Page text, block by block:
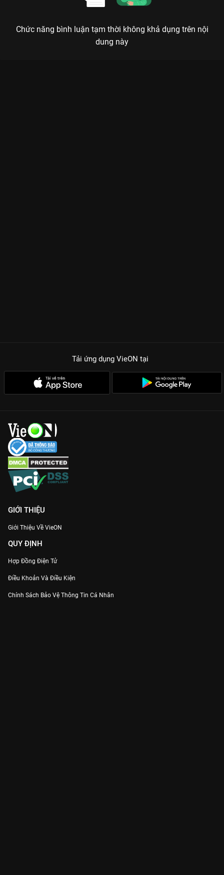
Chức năng bình luận tạm thời không khả dụng trên nội
dung này
Tải ứng dụng VieON tại
GIỚI THIỆU
Giới Thiệu Về VieON
QUY ĐỊNH
Hợp Đồng Điện Tử
Điều Khoản Và Điều Kiện
Chính Sách Bảo Vệ Thông Tin Cá Nhân